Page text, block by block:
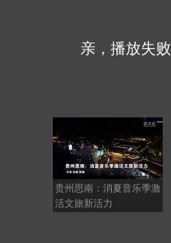
亲，播放失败
贵州思南：消夏音乐季激
活文旅新活力